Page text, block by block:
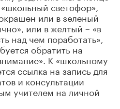
светофор»,
или в зеленый
или в желтый – «в
над чем поработать»,
обратить на
К «школьному
ссылка на запись для
и консультации
учителем на личной